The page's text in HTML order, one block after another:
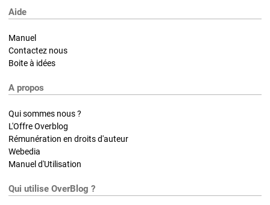
Aide
Manuel
Contactez nous
Boite à idées
A propos
Qui sommes nous ?
L'Offre Overblog
Rémunération en droits d'auteur
Webedia
Manuel d'Utilisation
Qui utilise OverBlog ?